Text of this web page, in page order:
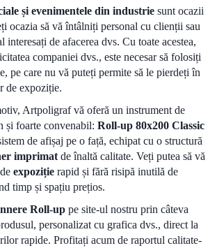
și evenimentele din industrie sunt ocazii
ocazia să vă întâlniți personal cu clienții sau
interesați de afacerea dvs. Cu toate acestea,
companiei dvs., este necesar să folosiți
pe care nu vă puteți permite să le pierdeți în
de expoziție.
Artpoligraf vă oferă un instrument de
și foarte convenabil: Roll-up 80x200 Classic
de afișaj pe o față, echipat cu o structură
imprimat de înaltă calitate. Veți putea să vă
expoziție rapid și fără risipă inutilă de
timp și spațiu prețios.
Roll-up pe site-ul nostru prin câteva
personalizat cu grafica dvs., direct la
rapide. Profitați acum de raportul calitate-